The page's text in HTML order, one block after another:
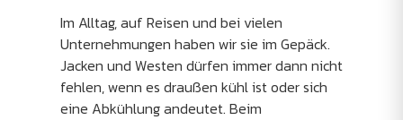
Im Alltag, auf Reisen und bei vielen
Unternehmungen haben wir sie im Gepäck.
Jacken und Westen dürfen immer dann nicht
fehlen, wenn es draußen kühl ist oder sich
eine Abkühlung andeutet. Beim